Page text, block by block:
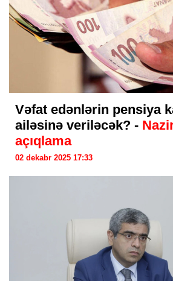
Vəfat edənlərin pensiya
ailəsinə veriləcək? -
açıqlama
02 dekabr 2025 17:33